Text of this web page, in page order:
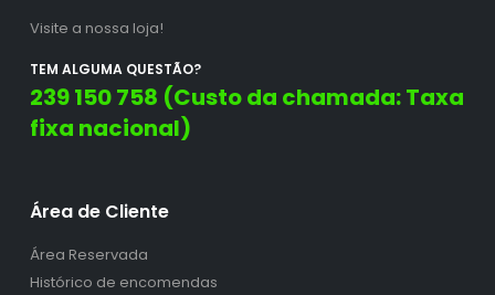
Visite a nossa loja!
TEM ALGUMA QUESTÃO?
239 150 758 (Custo da chamada: Taxa
fixa nacional)
Área de Cliente
Área Reservada
Histórico de encomendas